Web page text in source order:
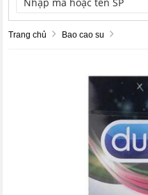
Trang chủ Bao cao su